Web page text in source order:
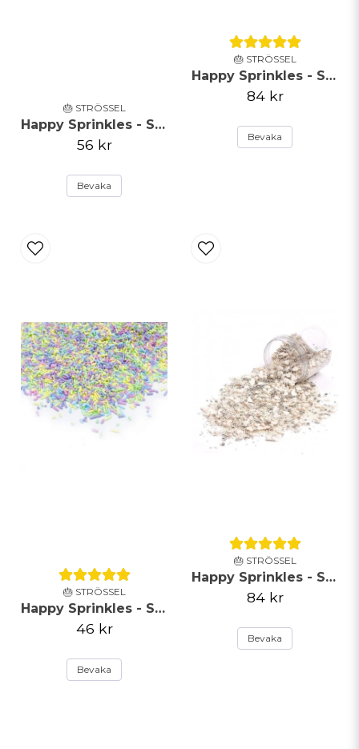
🎂 STRÖSSEL
Happy Sprinkles - Strössel - Rainbow Strands - 90g
56 kr
Bevaka
🎂 STRÖSSEL
Happy Sprinkles - Strössel - Frost Queen - 90g
84 kr
Bevaka
🎂 STRÖSSEL
Happy Sprinkles - Strössel -Pastel Strands - 90g
46 kr
Bevaka
🎂 STRÖSSEL
Happy Sprinkles - Strössel - Happy Ever After - 90g
84 kr
Bevaka